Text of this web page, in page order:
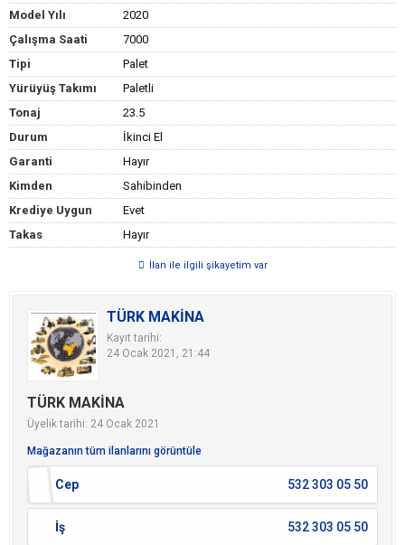
Model Yılı
2020
Çalışma Saati
7000
Tipi
Palet
Yürüyüş Takımı
Paletli
Tonaj
23.5
Durum
İkinci El
Garanti
Hayır
Kimden
Sahibinden
Krediye Uygun
Evet
Takas
Hayır
İlan ile ilgili şikayetim var
TÜRK MAKİNA
Kayıt tarihi:
24 Ocak 2021, 21:44
TÜRK MAKİNA
Üyelik tarihi: 24 Ocak 2021
Mağazanın tüm ilanlarını görüntüle
Cep 532 303 05 50
İş 532 303 05 50